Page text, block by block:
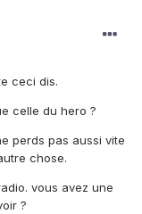
ceci dis.
celle du hero ?
perds pas aussi vite
chose.
vous avez une
?